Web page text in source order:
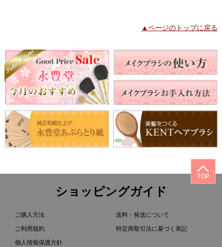
▲ページのトップに戻る
ショッピングガイド
ご購入方法
ご利用規約
個人情報保護方針
送料・発送について
特定商取引法に基づく表記